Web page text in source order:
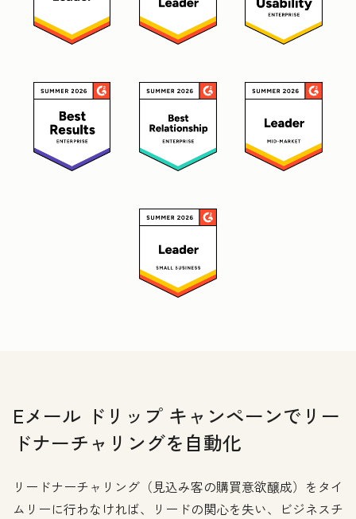
Eメール ドリップ キャンペーンでリー
ドナーチャリングを自動化
リードナーチャリング（見込み客の購買意欲醸成）をタイ
ムリーに行わなければ、リードの関心を失い、ビジネスチ